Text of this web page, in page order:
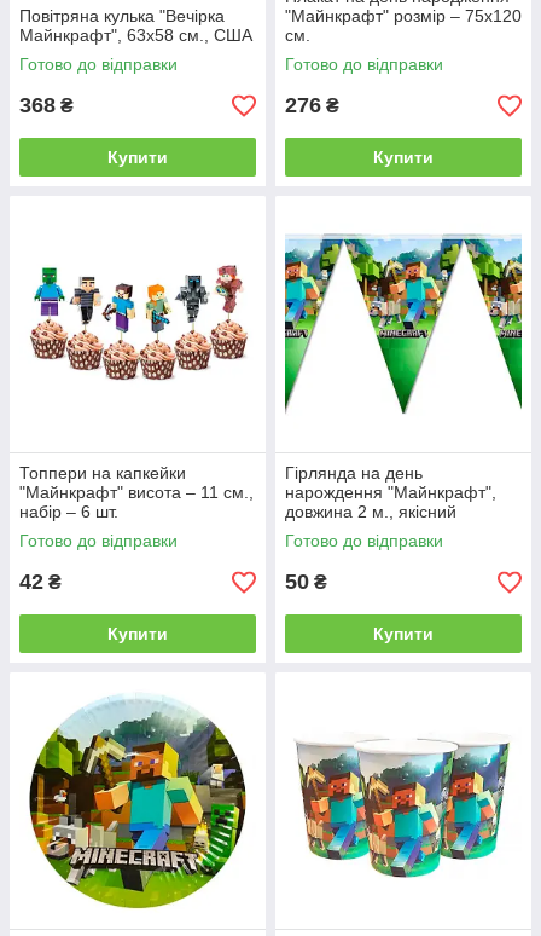
Повітряна кулька "Вечірка
Майнкрафт", 63х58 см., США
Готово до відправки
368 ₴
Купити
"Майнкрафт" розмір – 75х120
см.
Готово до відправки
276 ₴
Купити
Топпери на капкейки
"Майнкрафт" висота – 11 см.,
набір – 6 шт.
Готово до відправки
42 ₴
Купити
Гірлянда на день
нарождення "Майнкрафт",
довжина 2 м., якісний
матеріал
Готово до відправки
50 ₴
Купити